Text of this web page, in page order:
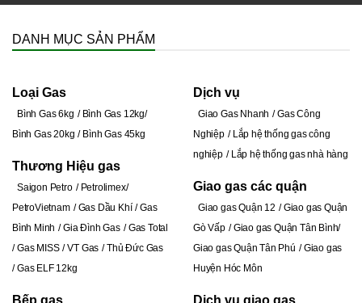
DANH MỤC SẢN PHẨM
Loại Gas
Bình Gas 6kg
Bình Gas 12kg
Bình Gas 20kg
Bình Gas 45kg
Thương Hiệu gas
Saigon Petro
Petrolimex
PetroVietnam
Gas Dầu Khí
Gas
Bình Minh
Gia Đình Gas
Gas Total
Gas MISS
VT Gas
Thủ Đức Gas
Gas ELF 12kg
Bếp gas
Dịch vụ
Giao Gas Nhanh
Gas Công
Nghiệp
Lắp hệ thống gas công
nghiệp
Lắp hệ thống gas nhà hàng
Giao gas các quận
Giao gas Quận 12
Giao gas Quận
Gò Vấp
Giao gas Quận Tân Bình
Giao gas Quận Tân Phú
Giao gas
Huyện Hóc Môn
Dịch vụ giao gas